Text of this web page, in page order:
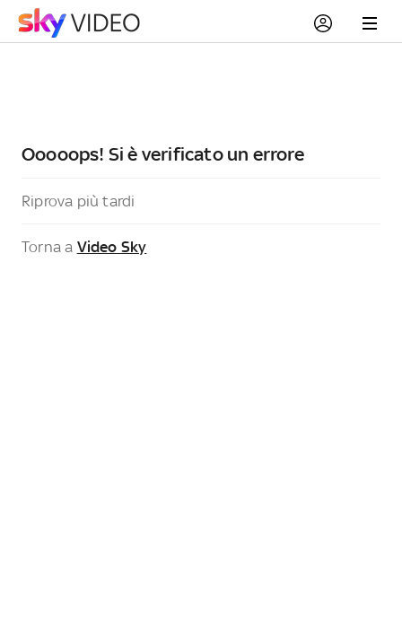
Ooooops! Si è verificato un errore
Riprova più tardi
Torna a Video Sky